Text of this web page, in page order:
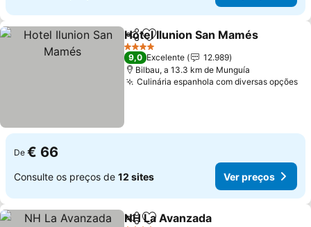
PartilharAdicionar aos favoritos
Hotel Ilunion San Mamés
4 Estrelas
9,0 Excelente
12.989
Bilbau, a 13.3 km de Munguía
Culinária espanhola com diversas opções
De € 66
Consulte os preços de 12 sites Ver preços
Partilhar
NH La Avanzada